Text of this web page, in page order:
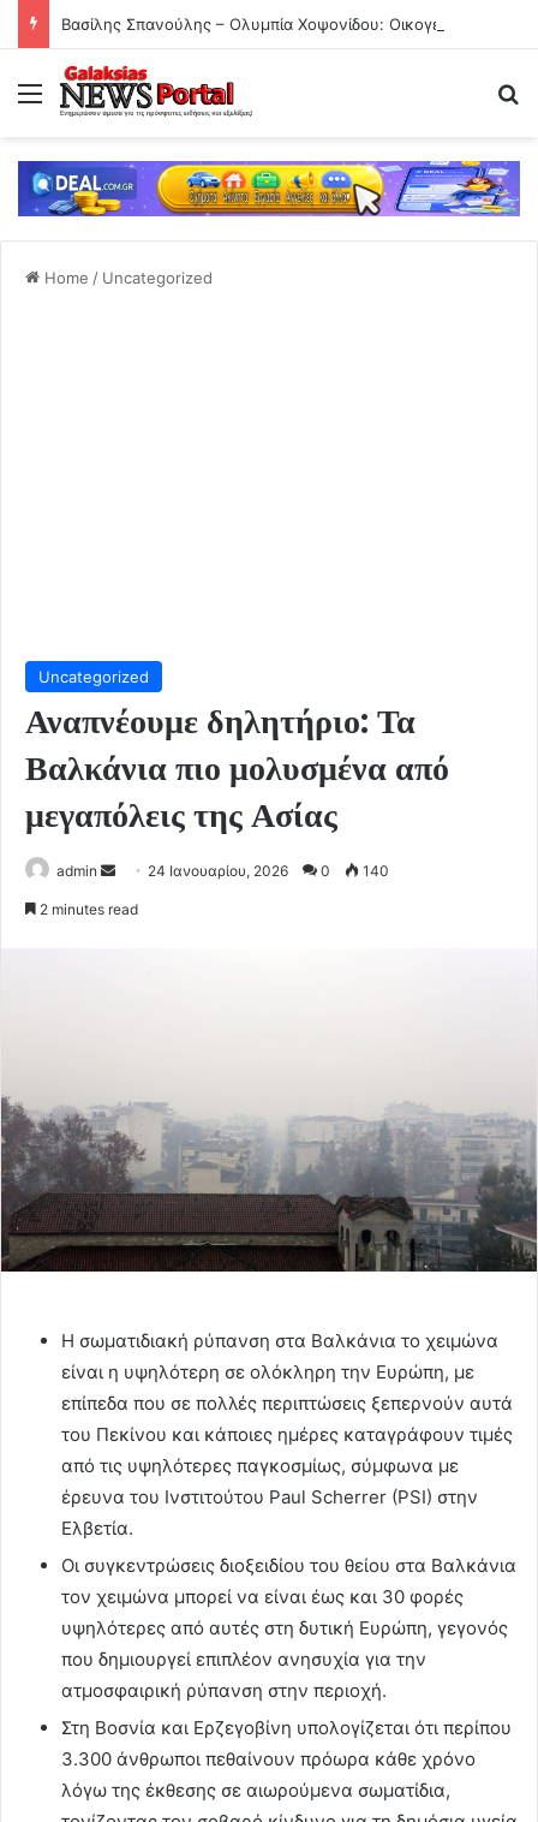
Menu
Home / Uncategorized
Uncategorized
Αναπνέουμε δηλητήριο: Τα
Βαλκάνια πιο μολυσμένα από
μεγαπόλεις της Ασίας
admin
Send 24 Ιανουαρίου, 2026 0 140
2 minutes read
Η σωματιδιακή ρύπανση στα Βαλκάνια το χειμώνα
είναι η υψηλότερη σε ολόκληρη την Ευρώπη, με
επίπεδα που σε πολλές περιπτώσεις ξεπερνούν αυτά
του Πεκίνου και κάποιες ημέρες καταγράφουν τιμές
από τις υψηλότερες παγκοσμίως, σύμφωνα με
έρευνα του Ινστιτούτου Paul Scherrer (PSI) στην
Ελβετία.
Οι συγκεντρώσεις διοξειδίου του θείου στα Βαλκάνια
τον χειμώνα μπορεί να είναι έως και 30 φορές
υψηλότερες από αυτές στη δυτική Ευρώπη, γεγονός
που δημιουργεί επιπλέον ανησυχία για την
ατμοσφαιρική ρύπανση στην περιοχή.
Στη Βοσνία και Ερζεγοβίνη υπολογίζεται ότι περίπου
3.300 άνθρωποι πεθαίνουν πρόωρα κάθε χρόνο
λόγω της έκθεσης σε αιωρούμενα σωματίδια,